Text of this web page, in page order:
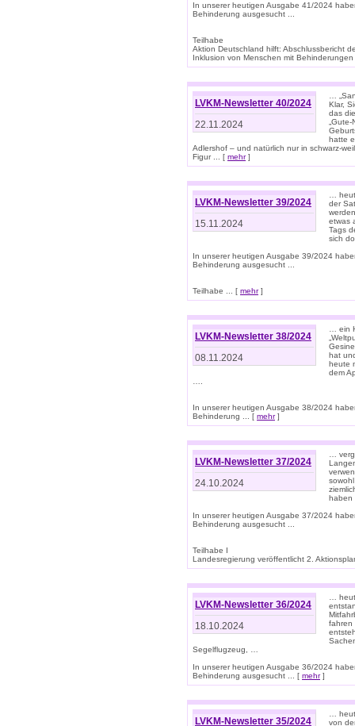
In unserer heutigen Ausgabe 41/2024
Behinderung ausgesucht ...
Teilhabe
Aktion Deutschland hilft: Abschlussbericht
Inklusion von Menschen mit
LVKM-Newsletter 40/2024
22.11.2024
…
Klar,
das
hatte
Adlershof – und natürlich nur in schwarz-
Figur ... [ mehr]
LVKM-Newsletter 39/2024
15.11.2024
…
der
etwas
Tags
sich
In unserer heutigen Ausgabe 39/2024
Behinderung ausgesucht ...
Teilhabe ... [ mehr]
LVKM-Newsletter 38/2024
08.11.2024
… ein
hat
heute
dem
In unserer heutigen Ausgabe 38/2024
Behinderung ... [ mehr]
LVKM-Newsletter 37/2024
24.10.2024
…
In unserer heutigen Ausgabe 37/2024
Behinderung ausgesucht ...
Teilhabe I
Landesregierung veröffentlicht 2.
LVKM-Newsletter 36/2024
18.10.2024
…
fahren
Segelflugzeug, …
In unserer heutigen Ausgabe 36/2024
Behinderung ausgesucht ... [ mehr]
LVKM-Newsletter 35/2024
…
von